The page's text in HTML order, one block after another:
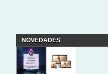
NOVEDADES